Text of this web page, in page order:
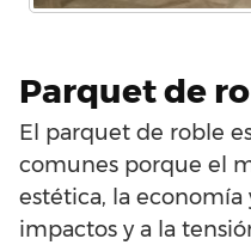
Parquet de
El parquet de roble
comunes porque el
estética, la economía
impactos y a la